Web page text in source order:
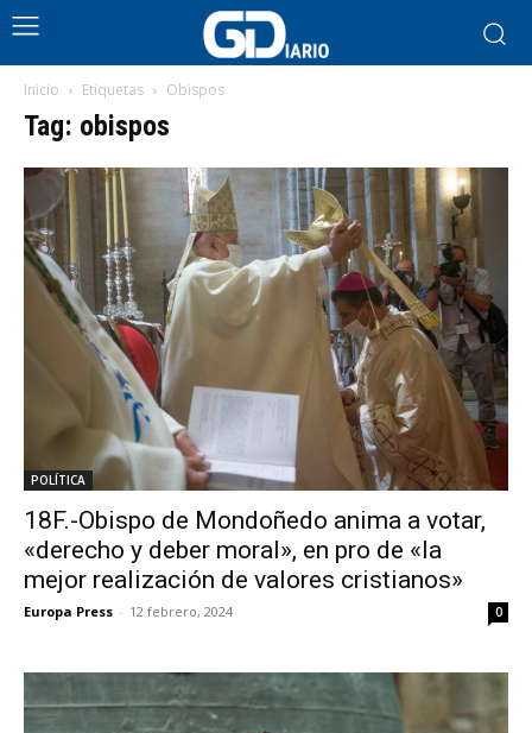
Inicio Etiquetas Obispos
Tag: obispos
POLÍTICA
18F.-Obispo de Mondoñedo anima a votar,
«derecho y deber moral», en pro de «la
mejor realización de valores cristianos»
Europa Press - 12 febrero, 2024 0